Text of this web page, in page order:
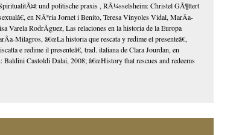
und politische praxis , RÃ¼sselsheim: Christel GÃ¶ttert
en NÃºria Jornet i Benito, Teresa Vinyoles Vidal, MarÃ­a-
Varela RodrÃ­guez, Las relaciones en la historia de la Europa
Milagros, â€œLa historia que rescata y redime el presenteâ€,
e redime il presenteâ€, trad. italiana de Clara Jourdan, en
Castoldi Dalai, 2008; â€œHistory that rescues and redeems